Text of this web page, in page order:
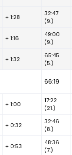
+ 1:28
32:47
(9.)
+ 1:16
49:00
(9.)
+ 1:32
65:45
(5.)
66:19
+ 1:00
17:22
(21.)
+ 0:32
32:46
(8.)
+ 0:53
48:36
(7.)